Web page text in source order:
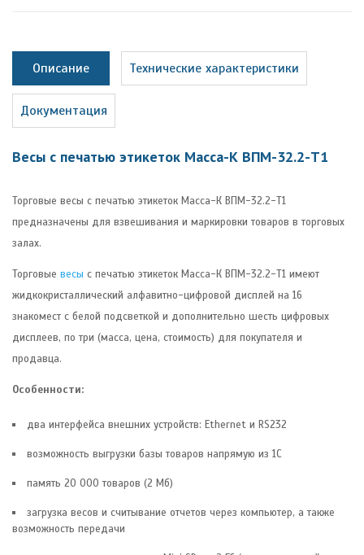
Описание Технические характеристики
Документация
Весы с печатью этикеток Масса-К ВПМ-32.2-Т1
Торговые весы с печатью этикеток Масса-К ВПМ-32.2-Т1
предназначены для взвешивания и маркировки товаров в торговых
залах.
Торговые весы с печатью этикеток Масса-К ВПМ-32.2-Т1 имеют
жидкокристаллический алфавитно-цифровой дисплей на 16
знакомест с белой подсветкой и дополнительно шесть цифровых
дисплеев, по три (масса, цена, стоимость) для покупателя и
продавца.
Особенности:
два интерфейса внешних устройств: Ethernet и RS232
возможность выгрузки базы товаров напрямую из 1С
память 20 000 товаров (2 Мб)
загрузка весов и считывание отчетов через компьютер, а также
возможность передачи